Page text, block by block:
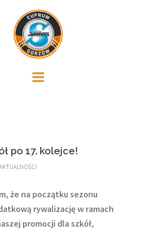
po 17. kolejce!
że na początku sezonu
rywalizację w ramach
promocji dla szkół,